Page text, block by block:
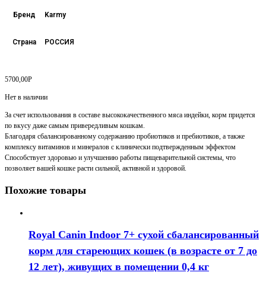
Бренд Karmy
Страна РОССИЯ
5700,00Р
Нет в наличии
За счет использования в составе высококачественного мяса индейки, корм придется
по вкусу даже самым привередливым кошкам.
Благодаря сбалансированному содержанию пробиотиков и пребиотиков, а также
комплексу витаминов и минералов с клинически подтвержденным эффектом
Способствует здоровью и улучшению работы пищеварительной системы, что
позволяет вашей кошке расти сильной, активной и здоровой.
Похожие товары
Royal Canin Indoor 7+ сухой сбалансированный
корм для стареющих кошек (в возрасте от 7 до
12 лет), живущих в помещении 0,4 кг